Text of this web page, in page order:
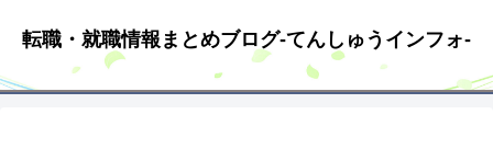
転職・就職情報まとめブログ-てんしゅうインフォ-